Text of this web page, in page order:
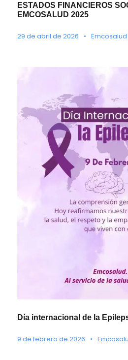
ESTADOS FINANCIEROS
EMCOSALUD 2025
29 de abril de 2026 •
Día internacional de la
9 de febrero de 2026 •